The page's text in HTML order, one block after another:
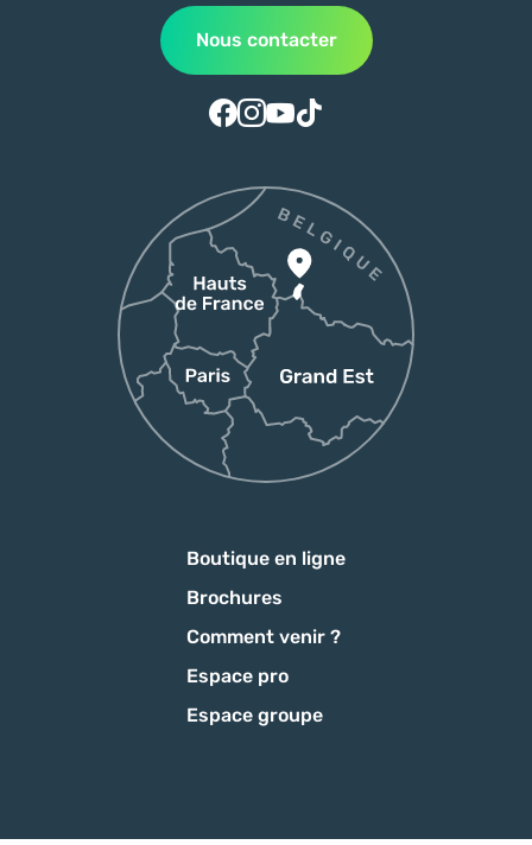
Nous contacter
Suivez-nous sur Facebook
Suivez-nous sur Instagram
Suivez-nous sur Youtube
Suivez-nous sur Tiktok
Boutique en ligne
Brochures
Comment venir ?
Espace pro
Espace groupe